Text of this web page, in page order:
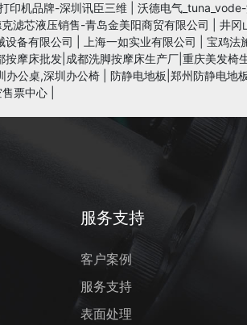
印机品牌-深圳讯臣三维 沃德电气
滤芯液压销售-青岛金美阳商贸有限公司 井冈
设备有限公司
上海一如实业有限公司 宝鸡法
摩床批发|成都洗脚按摩床生产厂|重庆美发椅
办公桌,深圳办公椅
防静电地板|郑州防静电地
售票中心
服务支持
客户案例
服务支持
表面处理